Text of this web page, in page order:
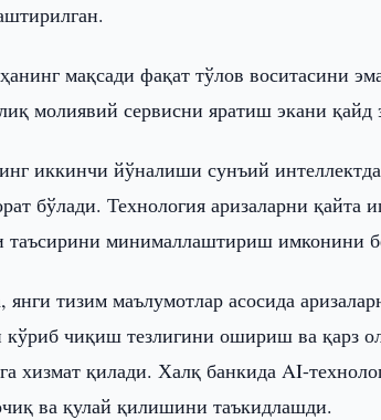
мақсади фақат тўлов воситасини
молиявий сервисни яратиш экани қайд
иккинчи йўналиши сунъий
бўлади. Технология аризаларни
таъсирини минималлаштириш имконини
тизим маълумотлар асосида
кўриб чиқиш тезлигини ошириш ва қарз
хизмат қилади. Халқ банкида AI-
ва қулай қилишини таъкидлашди.